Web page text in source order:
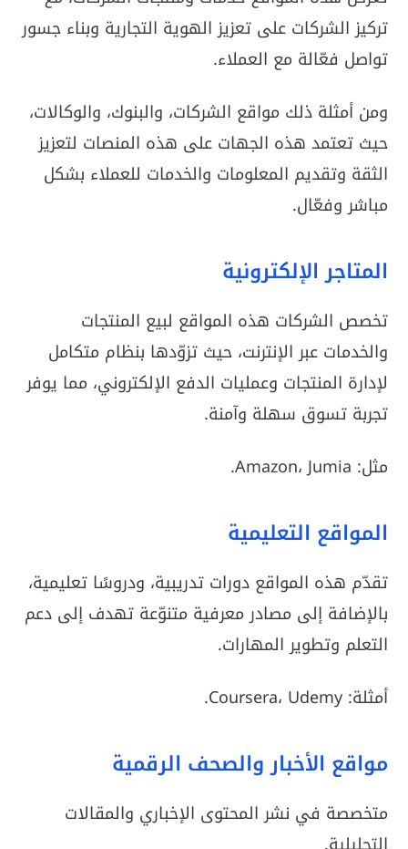
تركيز الشركات على تعزيز الهوية التجارية وبناء جسور
تواصل فعّالة مع العملاء.
ومن أمثلة ذلك مواقع الشركات، والبنوك، والوكالات،
حيث تعتمد هذه الجهات على هذه المنصات لتعزيز
الثقة وتقديم المعلومات والخدمات للعملاء بشكل
مباشر وفعّال.
المتاجر الإلكترونية
تخصص الشركات هذه المواقع لبيع المنتجات
والخدمات عبر الإنترنت، حيث تزوّدها بنظام متكامل
لإدارة المنتجات وعمليات الدفع الإلكتروني، مما يوفر
تجربة تسوق سهلة وآمنة.
مثل: Amazon، Jumia.
المواقع التعليمية
تقدّم هذه المواقع دورات تدريبية، ودروسًا تعليمية،
بالإضافة إلى مصادر معرفية متنوّعة تهدف إلى دعم
التعلم وتطوير المهارات.
أمثلة: Coursera، Udemy.
مواقع الأخبار والصحف الرقمية
متخصصة في نشر المحتوى الإخباري والمقالات